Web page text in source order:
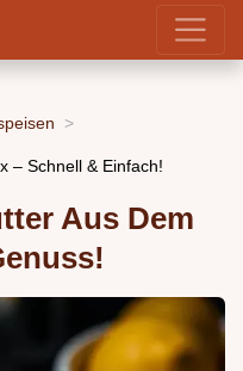
– Schnell & Einfach!
Aus Dem